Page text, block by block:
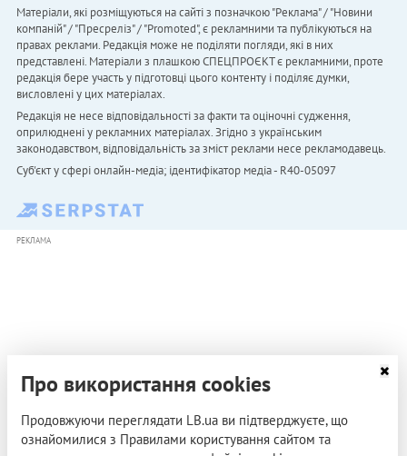
Матеріали, які розміщуються на сайті з позначкою "Реклама" / "Новини
компаній" / "Пресреліз" / "Promoted", є рекламними та публікуються на
правах реклами. Редакція може не поділяти погляди, які в них
представлені. Матеріали з плашкою СПЕЦПРОЄКТ є рекламними, проте
редакція бере участь у підготовці цього контенту і поділяє думки,
висловлені у цих матеріалах.
Редакція не несе відповідальності за факти та оціночні судження,
оприлюднені у рекламних матеріалах. Згідно з українським
законодавством, відповідальність за зміст реклами несе рекламодавець.
Cуб'єкт у сфері онлайн-медіа; ідентифікатор медіа - R40-05097
РЕКЛАМА
Про використання cookies
Продовжуючи переглядати LB.ua ви підтверджуєте, що
ознайомилися з Правилами користування сайтом та